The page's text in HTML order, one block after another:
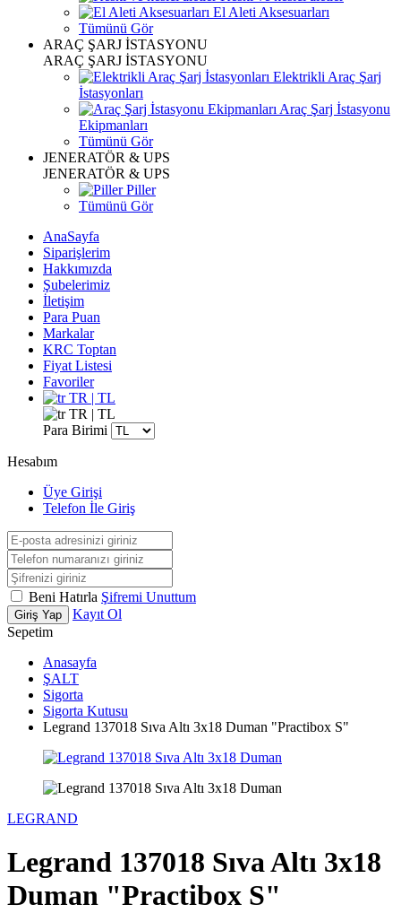
El Aleti Aksesuarları
Tümünü Gör
ARAÇ ŞARJ İSTASYONU
ARAÇ ŞARJ İSTASYONU
Elektrikli Araç Şarj
İstasyonları
Araç Şarj İstasyonu
Ekipmanları
Tümünü Gör
JENERATÖR & UPS
JENERATÖR & UPS
Piller
Tümünü Gör
AnaSayfa
Siparişlerim
Hakkımızda
Şubelerimiz
İletişim
Para Puan
Markalar
KRC Toptan
Fiyat Listesi
Favoriler
TR | TL
TR | TL
Para Birimi
Hesabım
Üye Girişi
Telefon İle Giriş
Beni Hatırla Şifremi Unuttum
Giriş Yap
Kayıt Ol
Sepetim
Anasayfa
ŞALT
Sigorta
Sigorta Kutusu
Legrand 137018 Sıva Altı 3x18 Duman "Practibox S"
LEGRAND
Legrand 137018 Sıva Altı 3x18
Duman "Practibox S"